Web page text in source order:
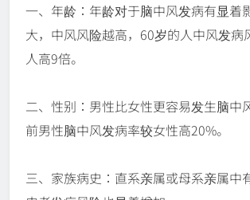
一、年龄：年龄对于脑中风发病有显着
大，中风风险越高，60岁的人中风发病
人高9倍。
二、性别：男性比女性更容易发生脑中
前男性脑中风发病率较女性高20%。
三、家族病史：直系亲属或母系亲属中